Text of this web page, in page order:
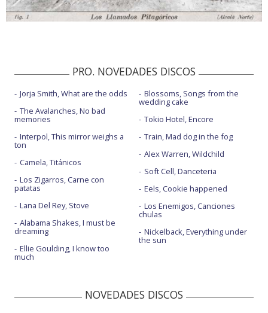
PRO. NOVEDADES DISCOS
Jorja Smith, What are the odds
The Avalanches, No bad
memories
Interpol, This mirror weighs a
ton
Camela, Titánicos
Los Zigarros, Carne con
patatas
Lana Del Rey, Stove
Alabama Shakes, I must be
dreaming
Ellie Goulding, I know too
much
Blossoms, Songs from the
wedding cake
Tokio Hotel, Encore
Train, Mad dog in the fog
Alex Warren, Wildchild
Soft Cell, Danceteria
Eels, Cookie happened
Los Enemigos, Canciones
chulas
Nickelback, Everything under
the sun
NOVEDADES DISCOS